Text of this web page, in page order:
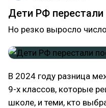
Дети РФ перестали
Но резко выросло
В 2024 году разница
9-х классов, которые
школе, и теми, кто